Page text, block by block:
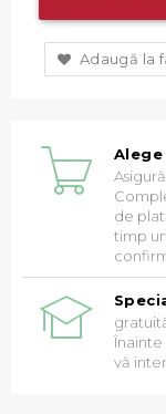
Adaugă la
de
timp
vă